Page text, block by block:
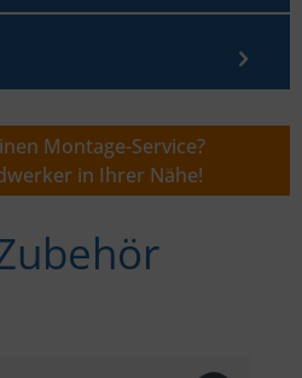
Montage-Service?
in Ihrer Nähe!